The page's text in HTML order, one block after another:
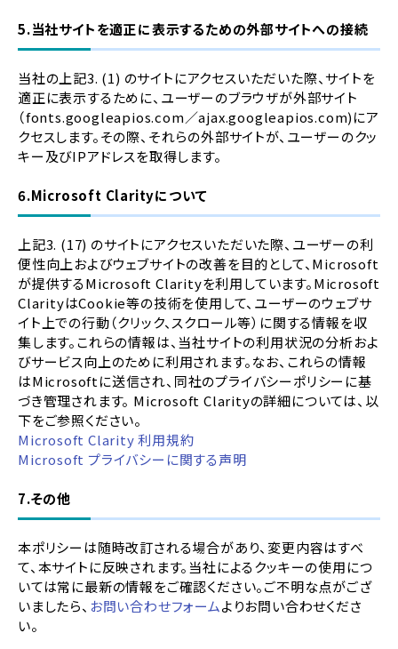
5.当社サイトを適正に表示するための外部サイトへの接続
当社の上記3. (1) のサイトにアクセスいただいた際、サイトを
適正に表示するために、ユーザーのブラウザが外部サイト
（fonts.googleapios.com／ajax.googleapios.com)にア
クセスします。その際、それらの外部サイトが、ユーザーのクッ
キー及びIPアドレスを取得します。
6.Microsoft Clarityについて
上記3. (17) のサイトにアクセスいただいた際、ユーザーの利
便性向上およびウェブサイトの改善を目的として、Microsoft
が提供するMicrosoft Clarityを利用しています。Microsoft
ClarityはCookie等の技術を使用して、ユーザーのウェブサ
イト上での行動（クリック、スクロール等）に関する情報を収
集します。これらの情報は、当社サイトの利用状況の分析およ
びサービス向上のために利用されます。なお、これらの情報
はMicrosoftに送信され、同社のプライバシーポリシーに基
づき管理されます。 Microsoft Clarityの詳細については、以
下をご参照ください。
Microsoft Clarity 利用規約
Microsoft プライバシーに関する声明
7.その他
本ポリシーは随時改訂される場合があり、変更内容はすべ
て、本サイトに反映されます。当社によるクッキーの使用につ
いては常に最新の情報をご確認ください。ご不明な点がござ
いましたら、 お問い合わせフォームよりお問い合わせくださ
い。